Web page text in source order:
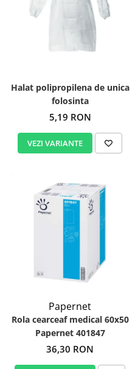
Halat polipropilena de unica
folosinta
5,19 RON
VEZI VARIANTE
Papernet
Rola cearceaf medical 60x50
Papernet 401847
36,30 RON